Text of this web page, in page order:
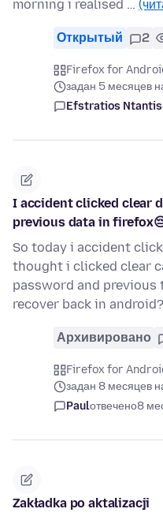
morning i realised …
Открытый 2
Firefox for
задан 5 месяцев
Efstratios Ntantis
I accident clicked clear
previous data in
So today i accident
thought i clicked clear
password and previous
recover back in
Архивировано
Firefox for
задан 8 месяцев
Paulотвечено8
Zakładka po aktalizacji